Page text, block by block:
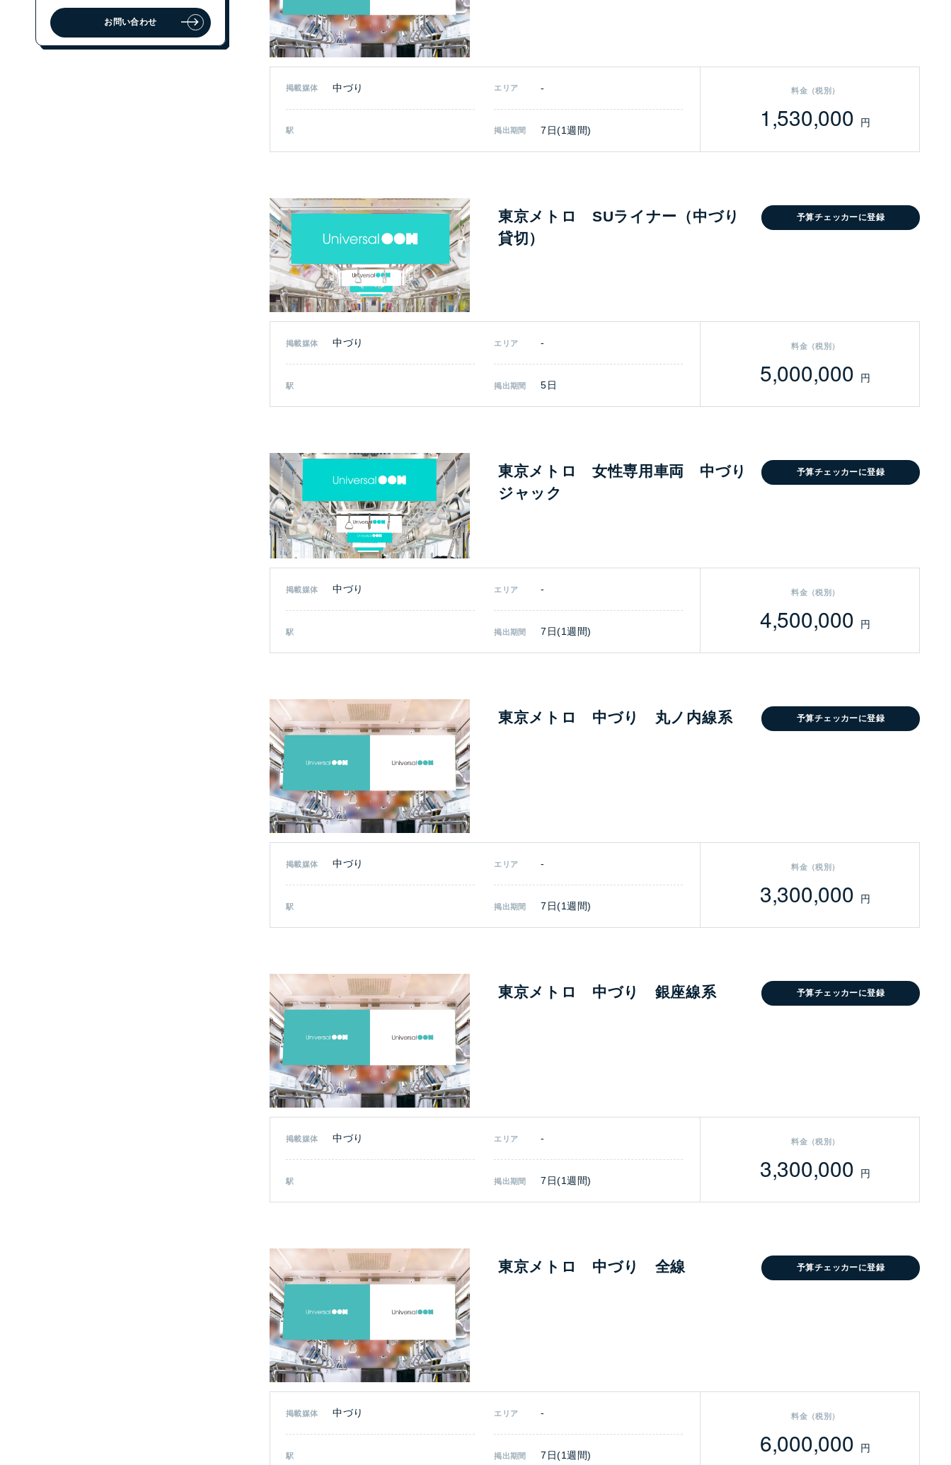
掲載媒体 中づり エリア -
駅 掲出期間 7日(1週間)
料金（税別）
1,530,000 円
東京メトロ SUライナー（中づり
貸切）
予算チェッカーに登録
掲載媒体 中づり エリア -
駅 掲出期間 5日
料金（税別）
5,000,000 円
東京メトロ 女性専用車両 中づり
ジャック
予算チェッカーに登録
掲載媒体 中づり エリア -
駅 掲出期間 7日(1週間)
料金（税別）
4,500,000 円
東京メトロ 中づり 丸ノ内線系 予算チェッカーに登録
掲載媒体 中づり エリア -
駅 掲出期間 7日(1週間)
料金（税別）
3,300,000 円
東京メトロ 中づり 銀座線系 予算チェッカーに登録
掲載媒体 中づり エリア -
駅 掲出期間 7日(1週間)
料金（税別）
3,300,000 円
東京メトロ 中づり 全線 予算チェッカーに登録
掲載媒体 中づり エリア -
駅 掲出期間 7日(1週間)
料金（税別）
6,000,000 円
お問い合わせ